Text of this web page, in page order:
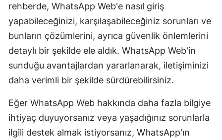
rehberde, WhatsApp Web'e nasıl giriş
yapabileceğinizi, karşılaşabileceğiniz sorunları ve
bunların çözümlerini, ayrıca güvenlik önlemlerini
detaylı bir şekilde ele aldık. WhatsApp Web'in
sunduğu avantajlardan yararlanarak, iletişiminizi
daha verimli bir şekilde sürdürebilirsiniz.
Eğer WhatsApp Web hakkında daha fazla bilgiye
ihtiyaç duyuyorsanız veya yaşadığınız sorunlarla
ilgili destek almak istiyorsanız, WhatsApp'ın